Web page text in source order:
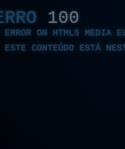
100
ERROR ON HTML5 MEDIA
ESTE CONTEÚDO ESTÁ